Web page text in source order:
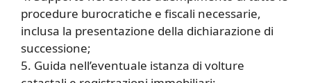
procedure burocratiche e fiscali necessarie,
inclusa la presentazione della dichiarazione di
successione;
5. Guida nell’eventuale istanza di volture